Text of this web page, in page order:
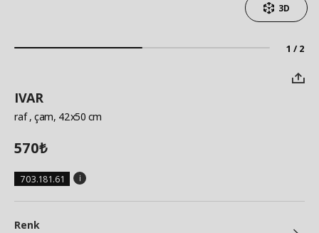
1 / 2
3D
IVAR
raf, çam, 42x50 cm
570₺
703.181.61
Renk